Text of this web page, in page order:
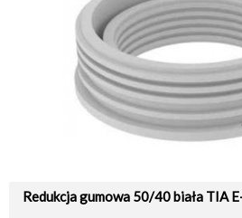
Redukcja gumowa 50/40 biała TIA